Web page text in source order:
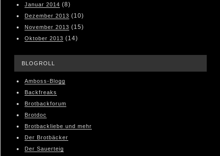
Januar 2014 (8)
Dezember 2013 (10)
November 2013 (15)
Oktober 2013 (14)
BLOGROLL
Amboss-Blogg
Backfreaks
Brotbackforum
Brotdoc
Brotbackliebe und mehr
Der Brotbäcker
Der Sauerteig